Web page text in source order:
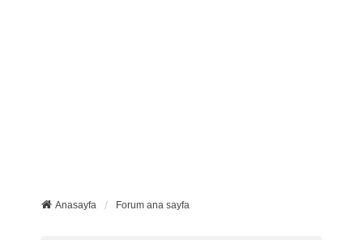
Anasayfa Forum ana sayfa